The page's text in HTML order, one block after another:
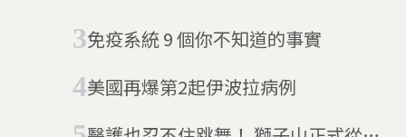
免疫系統 9 個你不知道的事實
美國再爆第2起伊波拉病例